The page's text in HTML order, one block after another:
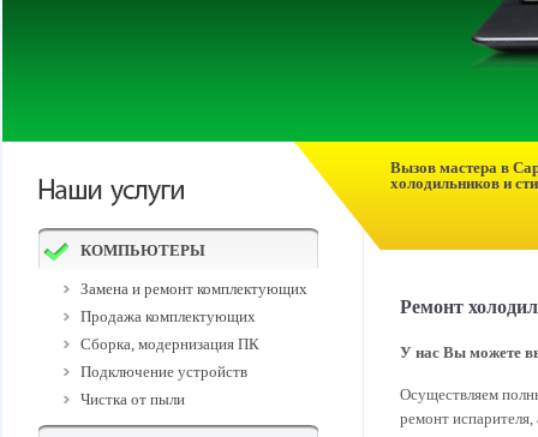
КОМПЬЮТЕРЫ
Замена и ремонт комплектующих
Продажа комплектующих
Сборка, модернизация ПК
Подключение устройств
Чистка от пыли
Вызов мастера в
холодильников и
Ремонт
У нас Вы можете
Осуществляем
ремонт испарителя,